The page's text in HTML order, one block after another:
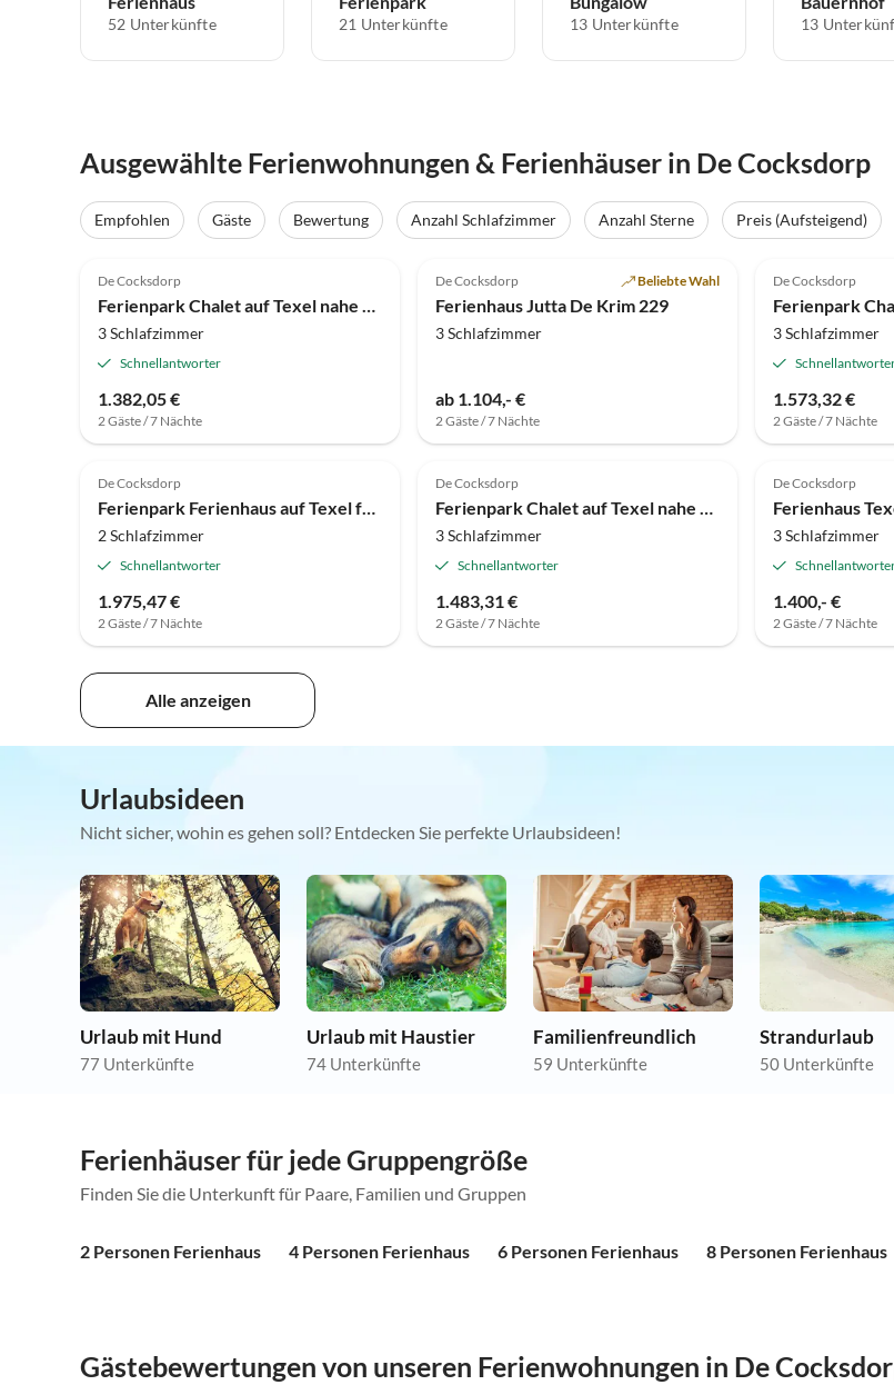
52 Unterkünfte 21 Unterkünfte 13 Unterkünfte 13
Ausgewählte Ferienwohnungen & Ferienhäuser in De Cocksdorp
Empfohlen Gäste Bewertung Anzahl Schlafzimmer Anzahl Sterne Preis (Aufsteigend)
De Cocksdorp
Ferienpark Chalet auf Texel nahe De Hors für 6 Von Belvilla
3 Schlafzimmer
Schnellantworter
1.382,05 €
2 Gäste / 7 Nächte
Top-Inserat
De Cocksdorp Beliebte Wahl
Ferienhaus Jutta De Krim 229
3 Schlafzimmer
ab 1.104,- €
2 Gäste / 7 Nächte
De Cocksdorp
3 Schlafzimmer
1.573,32 €
2 Gäste / 7 Nächte
4.0 (5)
De Cocksdorp
Ferienpark Ferienhaus auf Texel für 4 Personen Von Belvilla
2 Schlafzimmer
Schnellantworter
1.975,47 €
2 Gäste / 7 Nächte
4.0 (3)
De Cocksdorp
Ferienpark Chalet auf Texel nahe Dünen & Wasser
3 Schlafzimmer
Schnellantworter
1.483,31 €
2 Gäste / 7 Nächte
4.5 (2)
De Cocksdorp
Ferienhaus
3 Schlafzimmer
1.400,- €
2 Gäste / 7 Nächte
Alle anzeigen
Urlaubsideen
Nicht sicher, wohin es gehen soll? Entdecken Sie perfekte Urlaubsideen!
Urlaub mit Hund
77 Unterkünfte
Urlaub mit Haustier
74 Unterkünfte
Familienfreundlich
59 Unterkünfte
Strandurlaub
50 Unterkünfte
Ferienhäuser für jede Gruppengröße
Finden Sie die Unterkunft für Paare, Familien und Gruppen
2 Personen Ferienhaus 4 Personen Ferienhaus 6 Personen Ferienhaus 8 Personen Ferienhaus
Gästebewertungen von unseren Ferienwohnungen in De